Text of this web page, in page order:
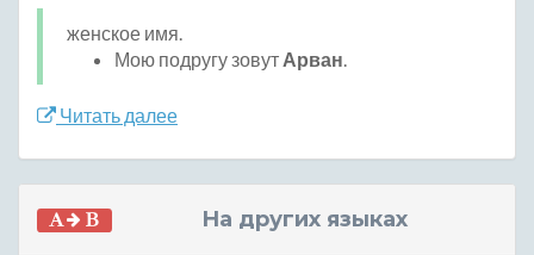
женское имя.
Мою подругу зовут Арван.
Читать далее
На других языках